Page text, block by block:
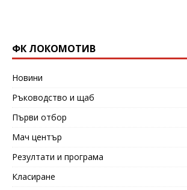
ФК ЛОКОМОТИВ
Новини
Ръководство и щаб
Първи отбор
Мач център
Резултати и програма
Класиране